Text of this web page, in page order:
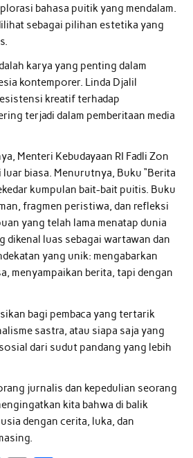
bahasa puitik yang mendalam.
sebagai pilihan estetika yang
karya yang penting dalam
kontemporer. Linda Djalil
kreatif terhadap
terjadi dalam pemberitaan media
Menteri Kebudayaan RI Fadli Zon
biasa. Menurutnya, Buku “Berita
kumpulan bait-bait puitis. Buku
fragmen peristiwa, dan refleksi
yang telah lama menatap dunia
dikenal luas sebagai wartawan dan
yang unik: mengabarkan
menyampaikan berita, tapi dengan
bagi pembaca yang tertarik
sastra, atau siapa saja yang
dari sudut pandang yang lebih
jurnalis dan kepedulian seorang
kita bahwa di balik
dengan cerita, luka, dan